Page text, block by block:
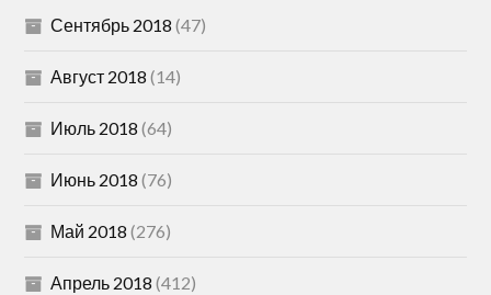
Сентябрь 2018 (47)
Август 2018 (14)
Июль 2018 (64)
Июнь 2018 (76)
Май 2018 (276)
Апрель 2018 (412)